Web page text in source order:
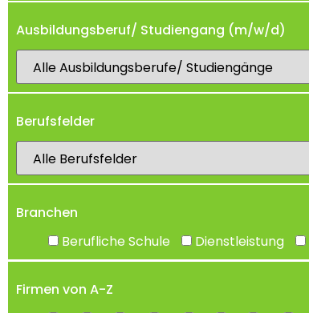
Ausbildungsberuf/ Studiengang (m/w/d)
Berufsfelder
Branchen
Berufliche Schule
Dienstleistung
Firmen von A-Z